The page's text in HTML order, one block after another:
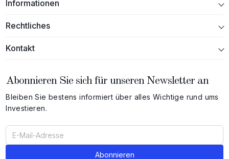
Informationen
Rechtliches
Kontakt
Abonnieren Sie sich für unseren Newsletter an
Bleiben Sie bestens informiert über alles Wichtige rund ums
Investieren.